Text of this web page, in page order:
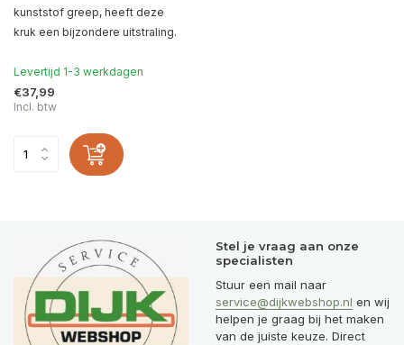
kunststof greep, heeft deze
kruk een bijzondere uitstraling.
Levertijd 1-3 werkdagen
€37,99
Incl. btw
Stel je vraag aan onze
specialisten
Stuur een mail naar
service@dijkwebshop.nl en wij
helpen je graag bij het maken
van de juiste keuze. Direct